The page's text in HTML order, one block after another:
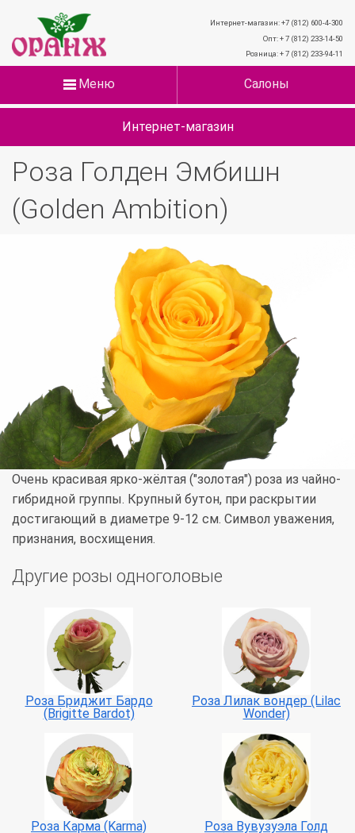
Интернет-магазин: +7 (812) 600-4-300
Опт: + 7 (812) 233-14-50
Розница: + 7 (812) 233-94-11
Меню Салоны
Интернет-магазин
Роза Голден Эмбишн
(Golden Ambition)
Очень красивая ярко-жёлтая ("золотая") роза из чайно-
гибридной группы. Крупный бутон, при раскрытии
достигающий в диаметре 9-12 см. Символ уважения,
признания, восхищения.
Другие розы одноголовые
Роза Бриджит Бардо
(Brigitte Bardot)
Роза Лилак вондер (Lilac
Wonder)
Роза Карма (Karma)
Роза Вувузуэла Голд